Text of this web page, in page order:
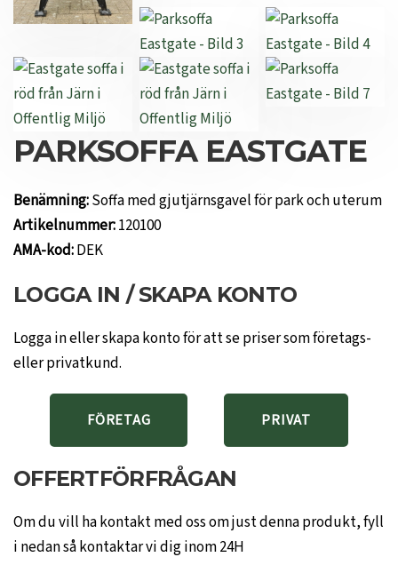
PARKSOFFA EASTGATE
Benämning:Soffa med gjutjärnsgavel för park och uterum
Artikelnummer:120100
AMA-kod:DEK
LOGGA IN / SKAPA KONTO
Logga in eller skapa konto för att se priser som företags-
eller privatkund.
FÖRETAG PRIVAT
OFFERTFÖRFRÅGAN
Om du vill ha kontakt med oss om just denna produkt, fyll
i nedan så kontaktar vi dig inom 24H